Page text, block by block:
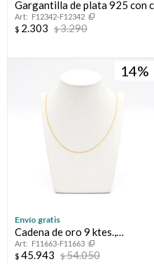
Gargantilla de plata 925 con
F12342-F12342
$ 2.303 $3.290
14
Envío gratis
Cadena de oro 9 ktes.,
GRUMETTE.
F11663-F11663
$ 45.943 $54.050
Comprá
Después,
¡Sumate a la
Comprá en 3 cuotas
cuotas *
* sujeto
Verifica si estás
Cédula de identidad
Estás calificado